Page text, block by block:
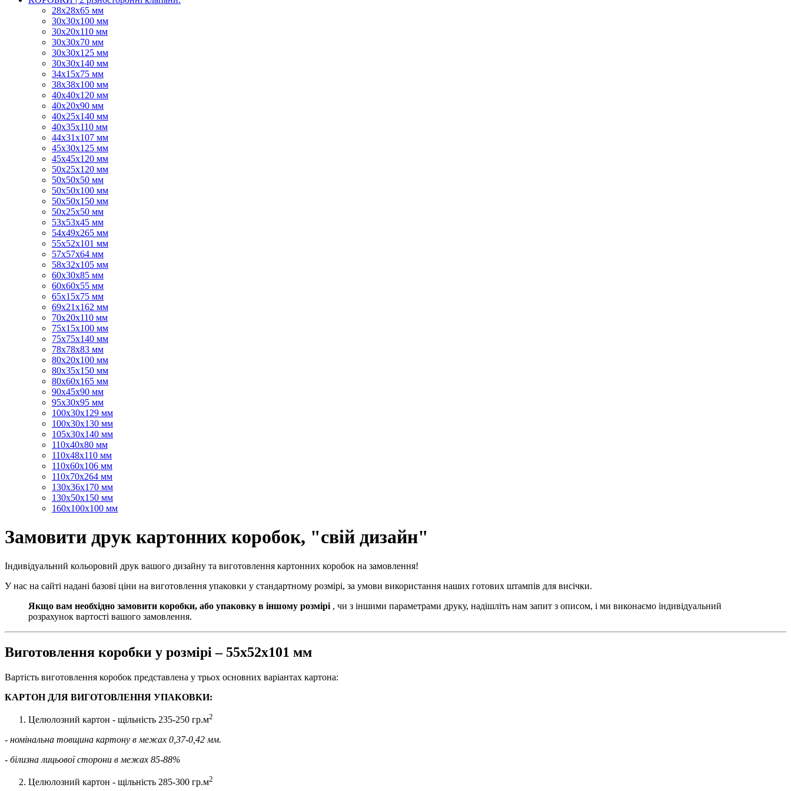
28х28х65 мм
30х30х100 мм
30х20х110 мм
30х30х70 мм
30х30х125 мм
30х30х140 мм
34х15х75 мм
38х38х100 мм
40х40х120 мм
40х20х90 мм
40х25х140 мм
40х35х110 мм
44х31х107 мм
45х30х125 мм
45х45х120 мм
50х25х120 мм
50х50х50 мм
50х50х100 мм
50х50х150 мм
50х25х50 мм
53х53х45 мм
54х49х265 мм
55х52х101 мм
57х57х64 мм
58х32х105 мм
60х30х85 мм
60х60х55 мм
65х15х75 мм
69х21х162 мм
70х20х110 мм
75х15х100 мм
75х75х140 мм
78х78х83 мм
80х20х100 мм
80х35х150 мм
80х60х165 мм
90х45х90 мм
95х30х95 мм
100х30х129 мм
100х30х130 мм
105х30х140 мм
110х40х80 мм
110х48х110 мм
110х60х106 мм
110х70х264 мм
130х36х170 мм
130х50х150 мм
160х100х100 мм
Замовити друк картонних коробок, "свій дизайн"
Індивідуальний кольоровий друк вашого дизайну та виготовлення картонних коробок на замовлення!
У нас на сайті надані базові ціни на виготовлення упаковки у стандартному розмірі, за умови використання наших готових штампів для висічки.
Якщо вам необхідно замовити коробки, або упаковку в іншому розмірі , чи з іншими параметрами друку, надішліть нам запит з описом, і ми виконаємо індивідуальний
розрахунок вартості вашого замовлення.
Виготовлення коробки у розмірі – 55х52х101 мм
Вартість виготовлення коробок представлена у трьох основних варіантах картона:
КАРТОН ДЛЯ ВИГОТОВЛЕННЯ УПАКОВКИ:
Целюлозний картон - щільність 235-250 гр.м2
- номінальна товщина картону в межах 0,37-0,42 мм.
- білизна лицьової сторони в межах 85-88%
Целюлозний картон - щільність 285-300 гр.м2